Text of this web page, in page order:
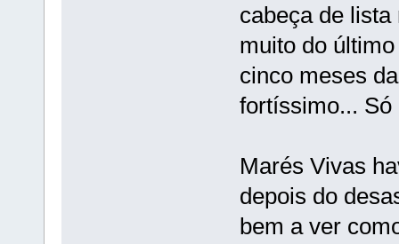
cabeça de
muito do
cinco meses
fortíssimo... Só
Marés Vivas
depois do
bem a ver